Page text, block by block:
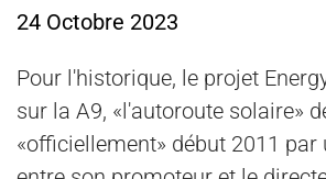
24 Octobre 2023
Pour l'historique, le projet
sur la A9, «l'autoroute solaire»
«officiellement» début 2011 par